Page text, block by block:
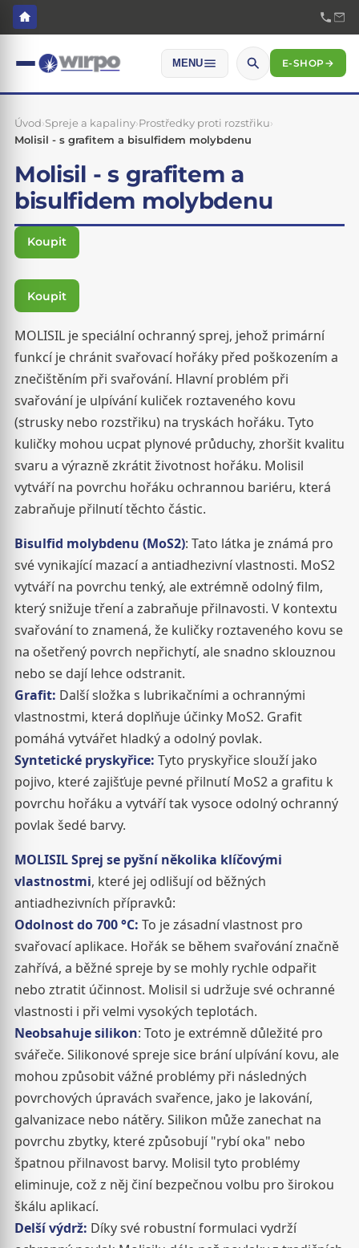
MENU E-SHOP→
Úvod›Spreje a kapaliny›Prostředky proti rozstřiku›
Molisil - s grafitem a bisulfidem molybdenu
Molisil - s grafitem a
bisulfidem molybdenu
Koupit
Koupit
MOLISIL je speciální ochranný sprej, jehož primární
funkcí je chránit svařovací hořáky před poškozením a
znečištěním při svařování. Hlavní problém při
svařování je ulpívání kuliček roztaveného kovu
(strusky nebo rozstřiku) na tryskách hořáku. Tyto
kuličky mohou ucpat plynové průduchy, zhoršit kvalitu
svaru a výrazně zkrátit životnost hořáku. Molisil
vytváří na povrchu hořáku ochrannou bariéru, která
zabraňuje přilnutí těchto částic.
Bisulfid molybdenu (MoS2): Tato látka je známá pro
své vynikající mazací a antiadhezivní vlastnosti. MoS2
vytváří na povrchu tenký, ale extrémně odolný film,
který snižuje tření a zabraňuje přilnavosti. V kontextu
svařování to znamená, že kuličky roztaveného kovu se
na ošetřený povrch nepřichytí, ale snadno sklouznou
nebo se dají lehce odstranit.
Grafit: Další složka s lubrikačními a ochrannými
vlastnostmi, která doplňuje účinky MoS2. Grafit
pomáhá vytvářet hladký a odolný povlak.
Syntetické pryskyřice: Tyto pryskyřice slouží jako
pojivo, které zajišťuje pevné přilnutí MoS2 a grafitu k
povrchu hořáku a vytváří tak vysoce odolný ochranný
povlak šedé barvy.
MOLISIL Sprej se pyšní několika klíčovými
vlastnostmi, které jej odlišují od běžných
antiadhezivních přípravků:
Odolnost do 700 °C: To je zásadní vlastnost pro
svařovací aplikace. Hořák se během svařování značně
zahřívá, a běžné spreje by se mohly rychle odpařit
nebo ztratit účinnost. Molisil si udržuje své ochranné
vlastnosti i při velmi vysokých teplotách.
Neobsahuje silikon: Toto je extrémně důležité pro
svářeče. Silikonové spreje sice brání ulpívání kovu, ale
mohou způsobit vážné problémy při následných
povrchových úpravách svařence, jako je lakování,
galvanizace nebo nátěry. Silikon může zanechat na
povrchu zbytky, které způsobují "rybí oka" nebo
špatnou přilnavost barvy. Molisil tyto problémy
eliminuje, což z něj činí bezpečnou volbu pro širokou
škálu aplikací.
Delší výdrž: Díky své robustní formulaci vydrží